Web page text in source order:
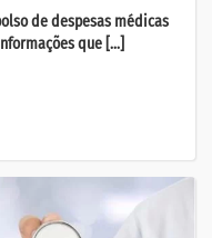
de despesas médicas
que […]